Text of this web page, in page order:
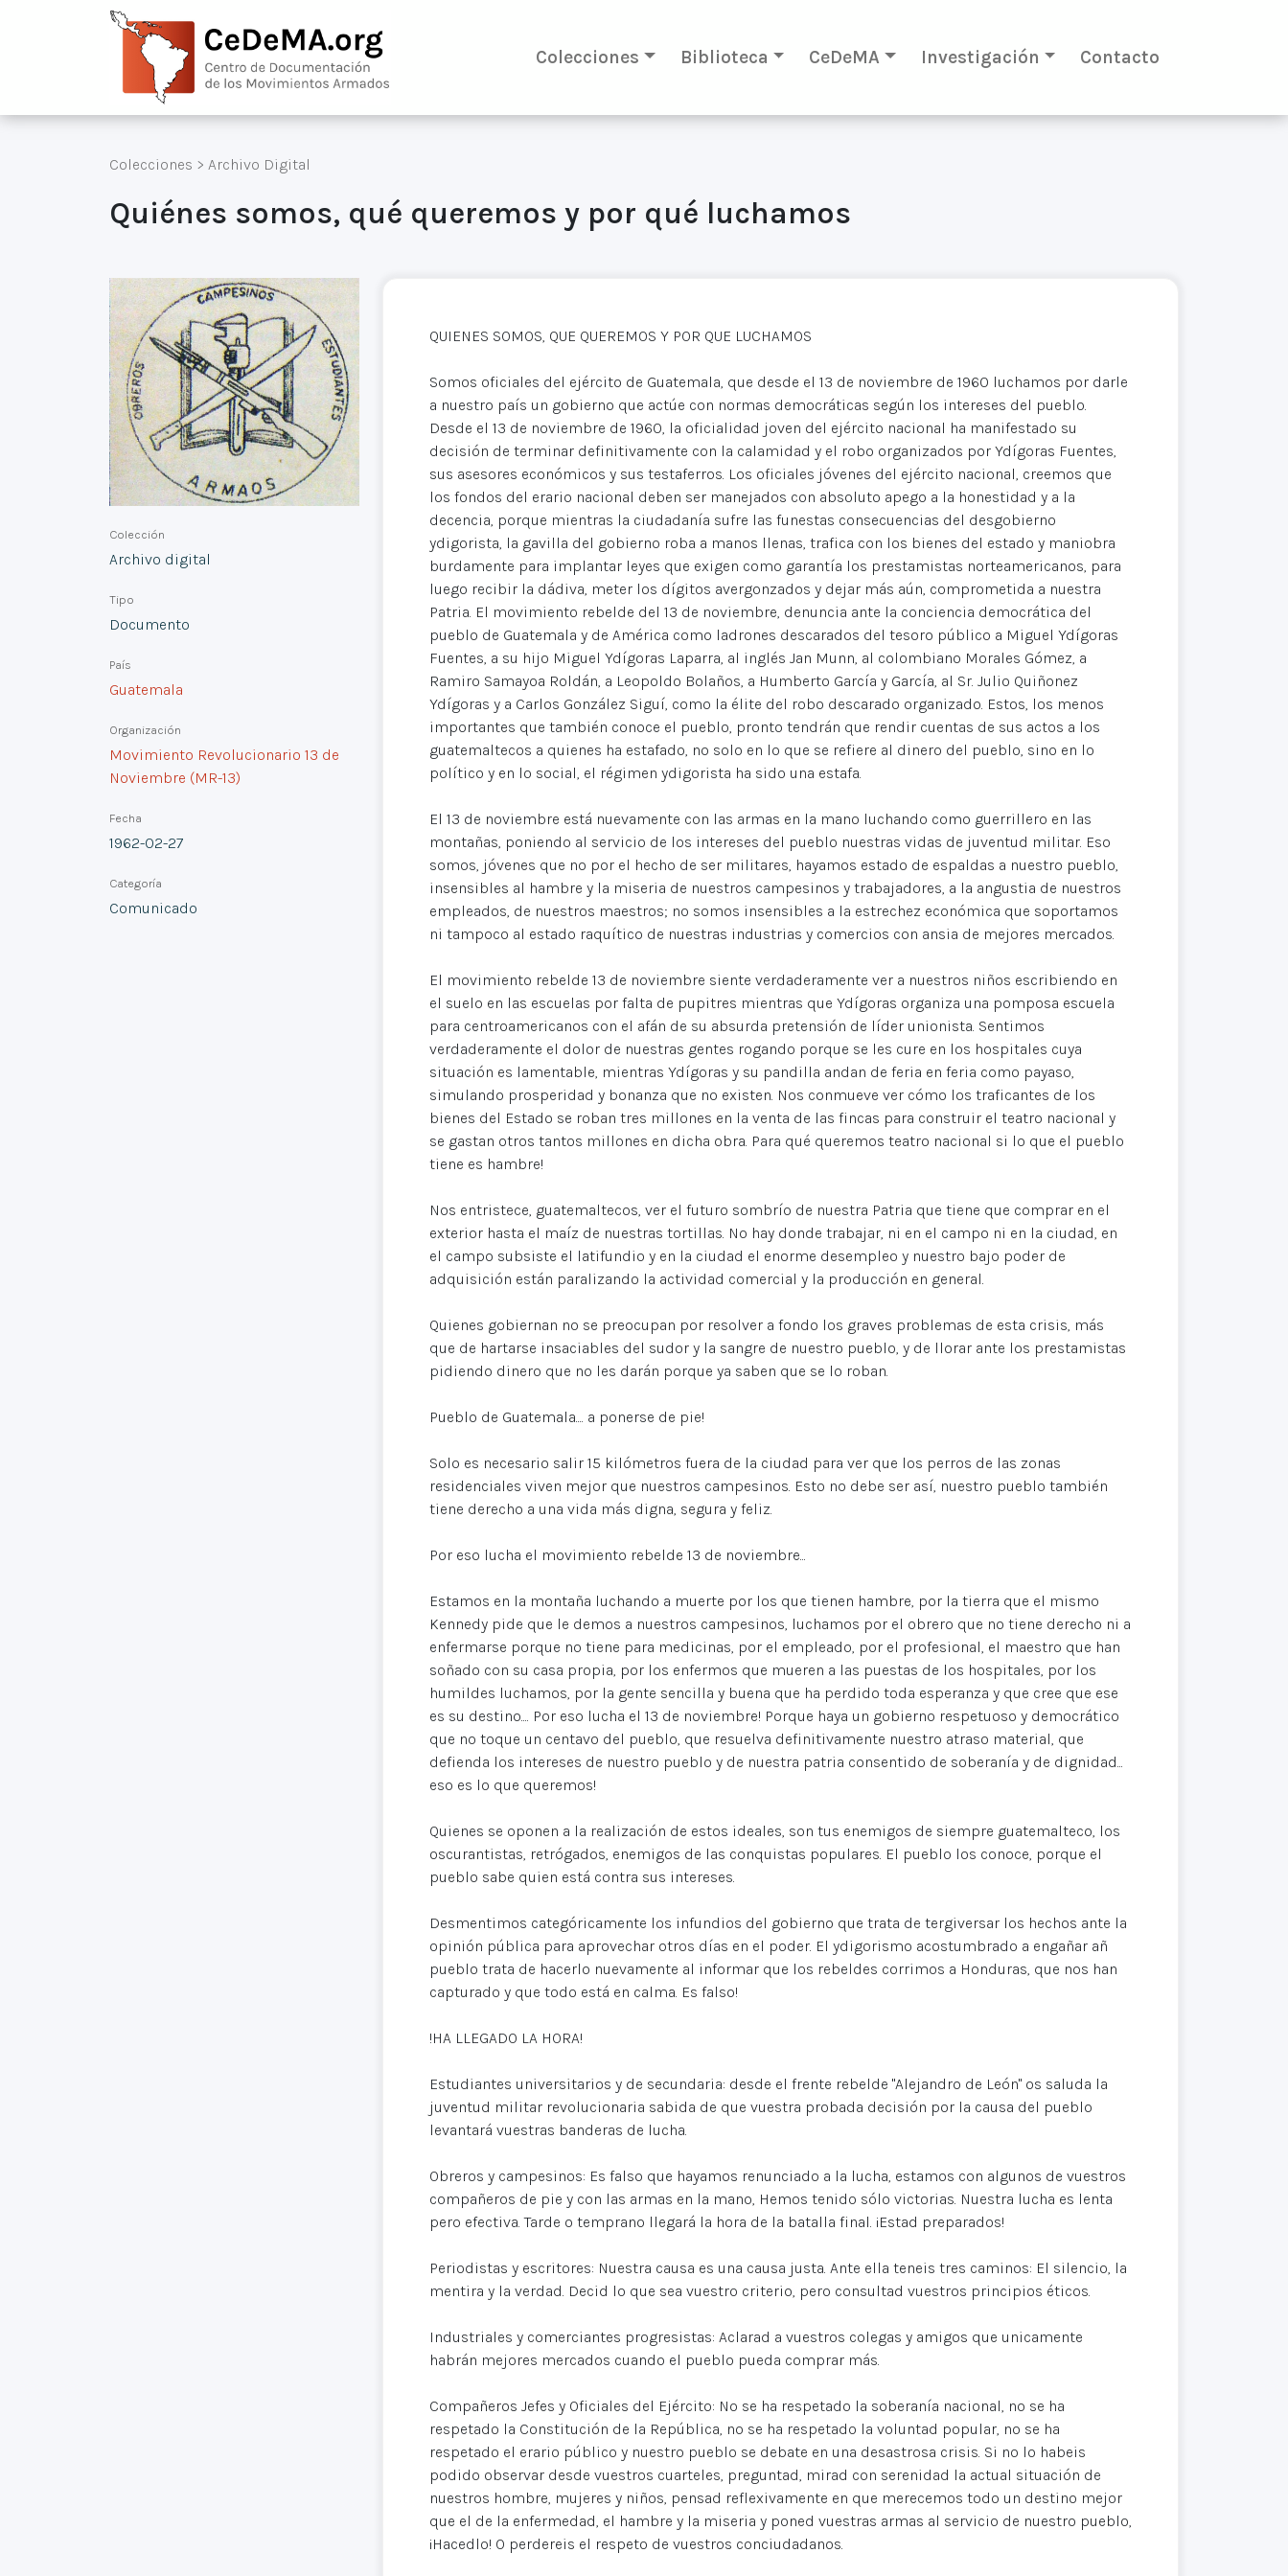
Colecciones Biblioteca CeDeMA Investigación Contacto
Colecciones > Archivo Digital
Quiénes somos, qué queremos y por qué luchamos
Colección
Archivo digital
Tipo
Documento
País
Guatemala
Organización
Movimiento Revolucionario 13 de
Noviembre (MR-13)
Fecha
1962-02-27
Categoría
Comunicado
QUIENES SOMOS, QUE QUEREMOS Y POR QUE LUCHAMOS
Somos oficiales del ejército de Guatemala, que desde el 13 de noviembre de 1960 luchamos por darle
a nuestro país un gobierno que actúe con normas democráticas según los intereses del pueblo.
Desde el 13 de noviembre de 1960, la oficialidad joven del ejército nacional ha manifestado su
decisión de terminar definitivamente con la calamidad y el robo organizados por Ydígoras Fuentes,
sus asesores económicos y sus testaferros. Los oficiales jóvenes del ejército nacional, creemos que
los fondos del erario nacional deben ser manejados con absoluto apego a la honestidad y a la
decencia, porque mientras la ciudadanía sufre las funestas consecuencias del desgobierno
ydigorista, la gavilla del gobierno roba a manos llenas, trafica con los bienes del estado y maniobra
burdamente para implantar leyes que exigen como garantía los prestamistas norteamericanos, para
luego recibir la dádiva, meter los dígitos avergonzados y dejar más aún, comprometida a nuestra
Patria. El movimiento rebelde del 13 de noviembre, denuncia ante la conciencia democrática del
pueblo de Guatemala y de América como ladrones descarados del tesoro público a Miguel Ydígoras
Fuentes, a su hijo Miguel Ydígoras Laparra, al inglés Jan Munn, al colombiano Morales Gómez, a
Ramiro Samayoa Roldán, a Leopoldo Bolaños, a Humberto García y García, al Sr. Julio Quiñonez
Ydígoras y a Carlos González Siguí, como la élite del robo descarado organizado. Estos, los menos
importantes que también conoce el pueblo, pronto tendrán que rendir cuentas de sus actos a los
guatemaltecos a quienes ha estafado, no solo en lo que se refiere al dinero del pueblo, sino en lo
político y en lo social, el régimen ydigorista ha sido una estafa.
El 13 de noviembre está nuevamente con las armas en la mano luchando como guerrillero en las
montañas, poniendo al servicio de los intereses del pueblo nuestras vidas de juventud militar. Eso
somos, jóvenes que no por el hecho de ser militares, hayamos estado de espaldas a nuestro pueblo,
insensibles al hambre y la miseria de nuestros campesinos y trabajadores, a la angustia de nuestros
empleados, de nuestros maestros; no somos insensibles a la estrechez económica que soportamos
ni tampoco al estado raquítico de nuestras industrias y comercios con ansia de mejores mercados.
El movimiento rebelde 13 de noviembre siente verdaderamente ver a nuestros niños escribiendo en
el suelo en las escuelas por falta de pupitres mientras que Ydígoras organiza una pomposa escuela
para centroamericanos con el afán de su absurda pretensión de líder unionista. Sentimos
verdaderamente el dolor de nuestras gentes rogando porque se les cure en los hospitales cuya
situación es lamentable, mientras Ydígoras y su pandilla andan de feria en feria como payaso,
simulando prosperidad y bonanza que no existen. Nos conmueve ver cómo los traficantes de los
bienes del Estado se roban tres millones en la venta de las fincas para construir el teatro nacional y
se gastan otros tantos millones en dicha obra. Para qué queremos teatro nacional si lo que el pueblo
tiene es hambre!
Nos entristece, guatemaltecos, ver el futuro sombrío de nuestra Patria que tiene que comprar en el
exterior hasta el maíz de nuestras tortillas. No hay donde trabajar, ni en el campo ni en la ciudad, en
el campo subsiste el latifundio y en la ciudad el enorme desempleo y nuestro bajo poder de
adquisición están paralizando la actividad comercial y la producción en general.
Quienes gobiernan no se preocupan por resolver a fondo los graves problemas de esta crisis, más
que de hartarse insaciables del sudor y la sangre de nuestro pueblo, y de llorar ante los prestamistas
pidiendo dinero que no les darán porque ya saben que se lo roban.
Pueblo de Guatemala.... a ponerse de pie!
Solo es necesario salir 15 kilómetros fuera de la ciudad para ver que los perros de las zonas
residenciales viven mejor que nuestros campesinos. Esto no debe ser así, nuestro pueblo también
tiene derecho a una vida más digna, segura y feliz.
Por eso lucha el movimiento rebelde 13 de noviembre...
Estamos en la montaña luchando a muerte por los que tienen hambre, por la tierra que el mismo
Kennedy pide que le demos a nuestros campesinos, luchamos por el obrero que no tiene derecho ni a
enfermarse porque no tiene para medicinas, por el empleado, por el profesional, el maestro que han
soñado con su casa propia, por los enfermos que mueren a las puestas de los hospitales, por los
humildes luchamos, por la gente sencilla y buena que ha perdido toda esperanza y que cree que ese
es su destino.... Por eso lucha el 13 de noviembre! Porque haya un gobierno respetuoso y democrático
que no toque un centavo del pueblo, que resuelva definitivamente nuestro atraso material, que
defienda los intereses de nuestro pueblo y de nuestra patria consentido de soberanía y de dignidad...
eso es lo que queremos!
Quienes se oponen a la realización de estos ideales, son tus enemigos de siempre guatemalteco, los
oscurantistas, retrógados, enemigos de las conquistas populares. El pueblo los conoce, porque el
pueblo sabe quien está contra sus intereses.
Desmentimos categóricamente los infundios del gobierno que trata de tergiversar los hechos ante la
opinión pública para aprovechar otros días en el poder. El ydigorismo acostumbrado a engañar añ
pueblo trata de hacerlo nuevamente al informar que los rebeldes corrimos a Honduras, que nos han
capturado y que todo está en calma. Es falso!
!HA LLEGADO LA HORA!
Estudiantes universitarios y de secundaria: desde el frente rebelde "Alejandro de León" os saluda la
juventud militar revolucionaria sabida de que vuestra probada decisión por la causa del pueblo
levantará vuestras banderas de lucha.
Obreros y campesinos: Es falso que hayamos renunciado a la lucha, estamos con algunos de vuestros
compañeros de pie y con las armas en la mano, Hemos tenido sólo victorias. Nuestra lucha es lenta
pero efectiva. Tarde o temprano llegará la hora de la batalla final. ¡Estad preparados!
Periodistas y escritores: Nuestra causa es una causa justa. Ante ella teneis tres caminos: El silencio, la
mentira y la verdad. Decid lo que sea vuestro criterio, pero consultad vuestros principios éticos.
Industriales y comerciantes progresistas: Aclarad a vuestros colegas y amigos que unicamente
habrán mejores mercados cuando el pueblo pueda comprar más.
Compañeros Jefes y Oficiales del Ejército: No se ha respetado la soberanía nacional, no se ha
respetado la Constitución de la República, no se ha respetado la voluntad popular, no se ha
respetado el erario público y nuestro pueblo se debate en una desastrosa crisis. Si no lo habeis
podido observar desde vuestros cuarteles, preguntad, mirad con serenidad la actual situación de
nuestros hombre, mujeres y niños, pensad reflexivamente en que merecemos todo un destino mejor
que el de la enfermedad, el hambre y la miseria y poned vuestras armas al servicio de nuestro pueblo,
¡Hacedlo! O perdereis el respeto de vuestros conciudadanos.